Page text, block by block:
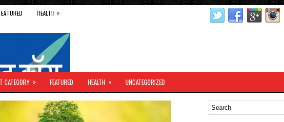
HEALTH »
CATEGORY » FEATURED HEALTH » UNCATEGORIZED